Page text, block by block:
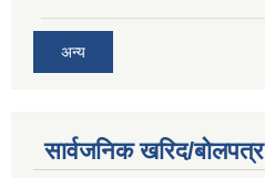
अन्य
सार्वजनिक खरिद/